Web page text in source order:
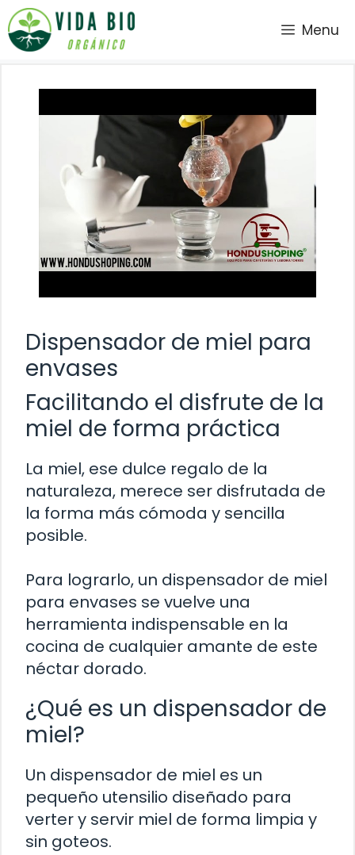
Saltar
al
contenido
Menu
Dispensador de miel para
envases
Facilitando el disfrute de la
miel de forma práctica
La miel, ese dulce regalo de la
naturaleza, merece ser disfrutada de
la forma más cómoda y sencilla
posible.
Para lograrlo, un dispensador de miel
para envases se vuelve una
herramienta indispensable en la
cocina de cualquier amante de este
néctar dorado.
¿Qué es un dispensador de
miel?
Un dispensador de miel es un
pequeño utensilio diseñado para
verter y servir miel de forma limpia y
sin goteos.